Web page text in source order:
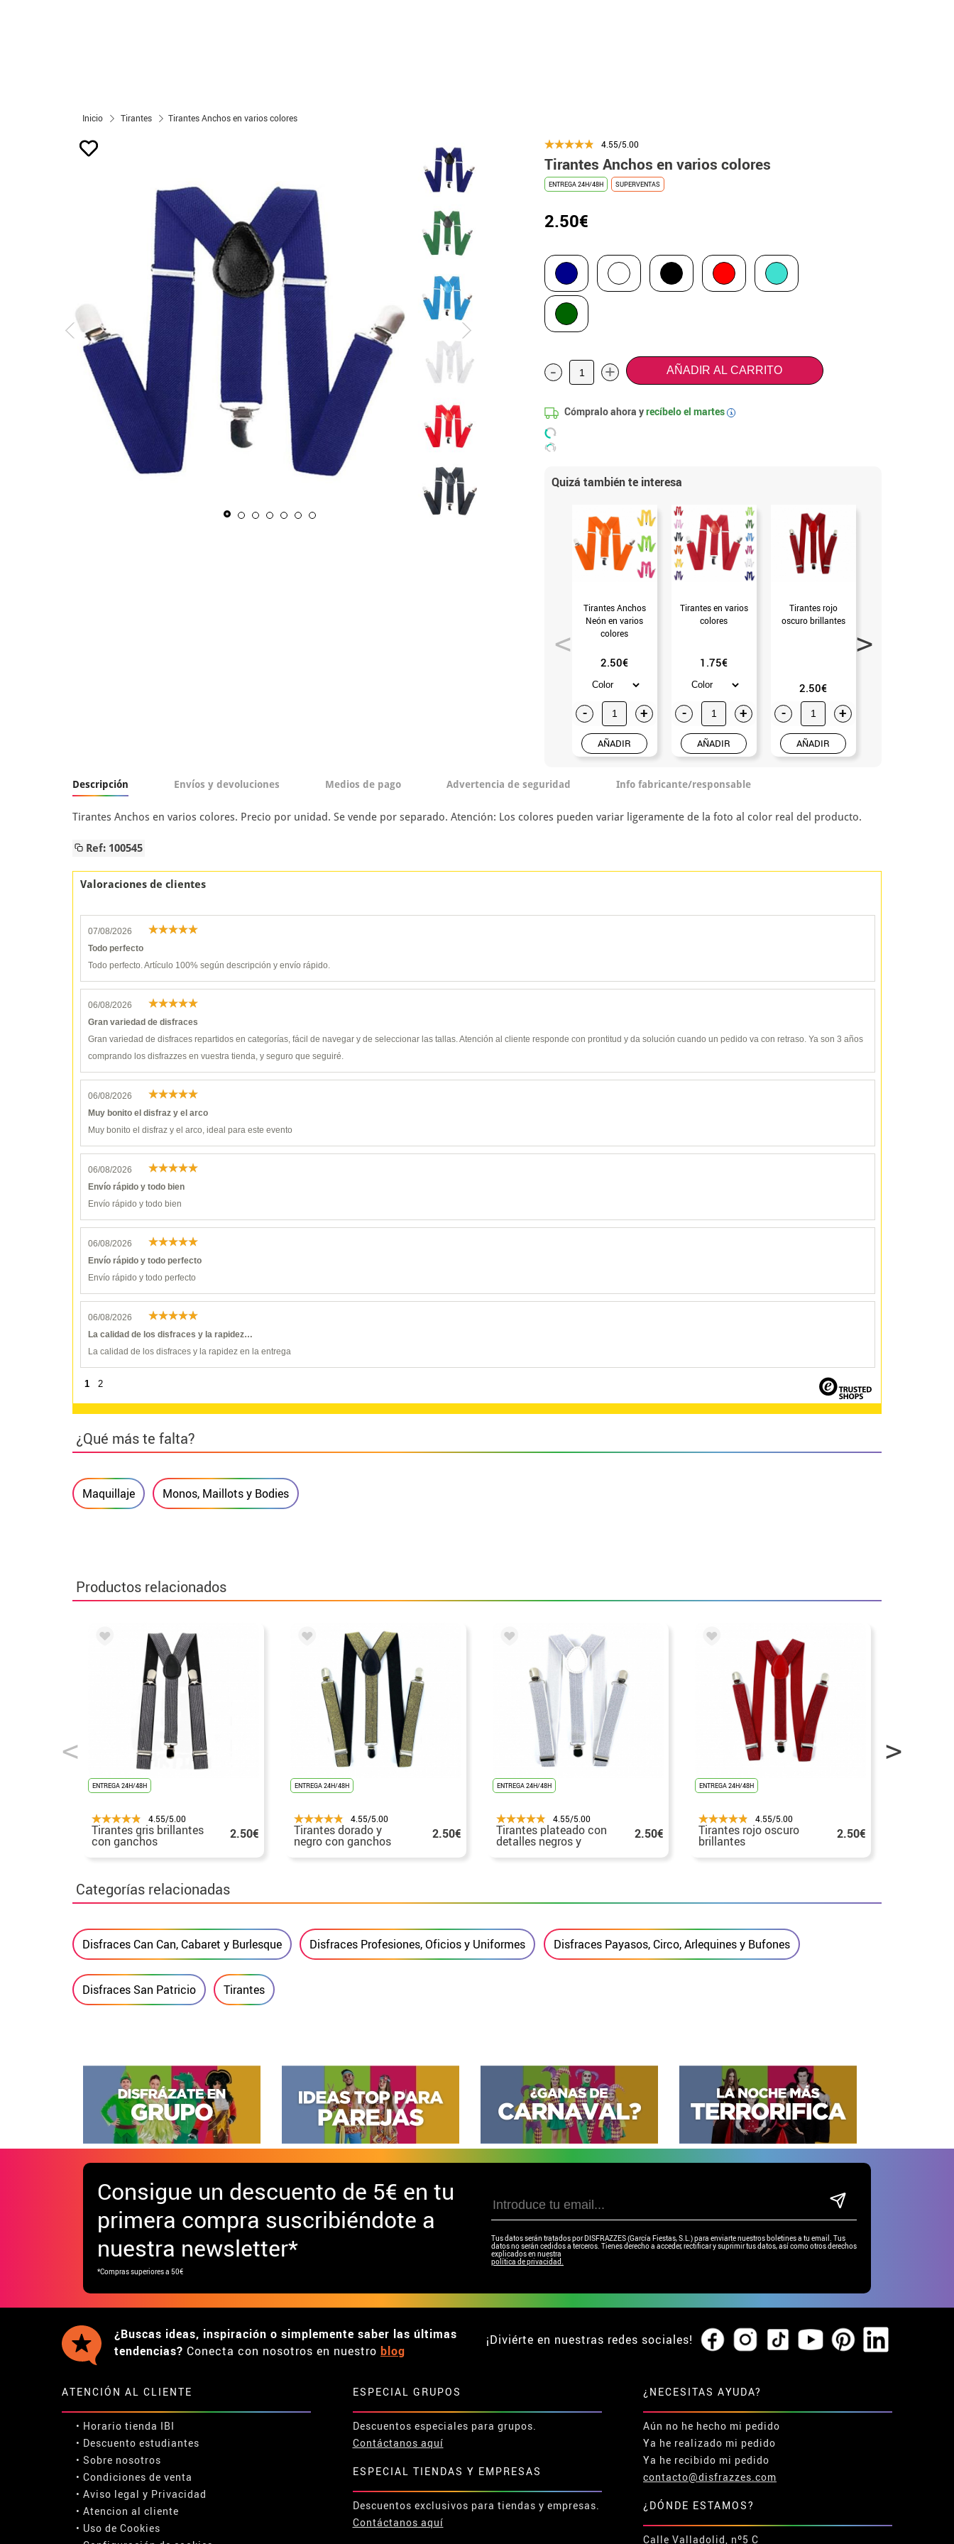
Inicio Tirantes Tirantes Anchos en varios colores
4.55/5.00
Tirantes Anchos en varios colores
ENTREGA 24H/48H SUPERVENTAS
2.50€
- + AÑADIR AL CARRITO
Cómpralo ahora yrecíbelo el martes i
Quizá también te interesa
Tirantes Anchos
Neón en varios
colores
2.50€
- +
AÑADIR
Tirantes en varios
colores
1.75€
- +
AÑADIR
Tirantes rojo
oscuro brillantes
2.50€
- +
AÑADIR
Descripción Envíos y devoluciones Medios de pago Advertencia de seguridad Info fabricante/responsable
Tirantes Anchos en varios colores. Precio por unidad. Se vende por separado. Atención: Los colores pueden variar ligeramente de la foto al color real del producto.
Ref: 100545
Valoraciones de clientes
07/08/2026
Todo perfecto
Todo perfecto. Artículo 100% según descripción y envío rápido.
06/08/2026
Gran variedad de disfraces
Gran variedad de disfraces repartidos en categorías, fácil de navegar y de seleccionar las tallas. Atención al cliente responde con prontitud y da solución cuando un pedido va con retraso. Ya son 3 años
comprando los disfrazzes en vuestra tienda, y seguro que seguiré.
06/08/2026
Muy bonito el disfraz y el arco
Muy bonito el disfraz y el arco, ideal para este evento
06/08/2026
Envío rápido y todo bien
Envío rápido y todo bien
06/08/2026
Envío rápido y todo perfecto
Envío rápido y todo perfecto
06/08/2026
La calidad de los disfraces y la rapidez…
La calidad de los disfraces y la rapidez en la entrega
1 2
¿Qué más te falta?
Maquillaje Monos, Maillots y Bodies
Productos relacionados
ENTREGA 24H/48H
4.55/5.00
Tirantes gris brillantes
con ganchos
brillantes
2.50€
ENTREGA 24H/48H
4.55/5.00
Tirantes dorado y
negro con ganchos
plateados
2.50€
ENTREGA 24H/48H
4.55/5.00
Tirantes plateado con
detalles negros y 2.50€
ENTREGA 24H/48H
4.55/5.00
Tirantes rojo oscuro
brillantes 2.50€
Categorías relacionadas
Disfraces Can Can, Cabaret y Burlesque Disfraces Profesiones, Oficios y Uniformes Disfraces Payasos, Circo, Arlequines y Bufones
Disfraces San Patricio Tirantes
Consigue un descuento de 5€ en tu
primera compra suscribiéndote a
nuestra newsletter*
*Compras superiores a 50€
Tus datos serán tratados por DISFRAZZES (García Fiestas, S.L.) para enviarte nuestros boletines a tu email. Tus
datos no serán cedidos a terceros. Tienes derecho a acceder, rectificar y suprimir tus datos, así como otros derechos
explicados en nuestra
política de privacidad.
¿Buscas ideas, inspiración o simplemente saber las últimas
tendencias? Conecta con nosotros en nuestro blog
¡Diviérte en nuestras redes sociales!
ATENCIÓN AL CLIENTE
• Horario tienda IBI
• Descuento estudiantes
• Sobre nosotros
• Condiciones de venta
• Aviso legal y Privacidad
• Atencion al cliente
• Uso de Cookies
ESPECIAL GRUPOS
Descuentos especiales para grupos.
Contáctanos aquí
ESPECIAL TIENDAS Y EMPRESAS
Descuentos exclusivos para tiendas y empresas.
Contáctanos aquí
¿NECESITAS AYUDA?
Aún no he hecho mi pedido
Ya he realizado mi pedido
Ya he recibido mi pedido
contacto@disfrazzes.com
¿DÓNDE ESTAMOS?
Calle Valladolid, nº5 C